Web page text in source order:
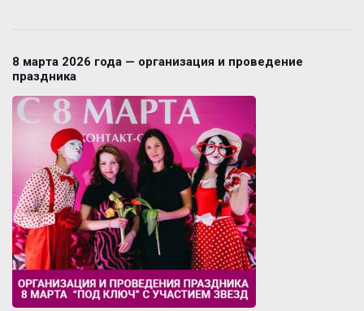
8 марта 2026 года — организация и проведение
праздника